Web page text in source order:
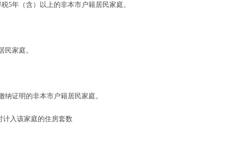
年（含）以上的非本市户籍居民家庭。
家庭。
证明的非本市户籍居民家庭。
入该家庭的住房套数